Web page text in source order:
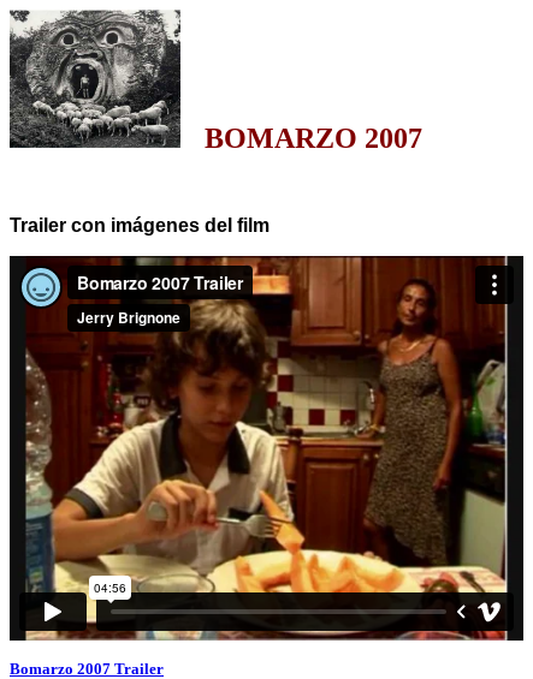
BOMARZO 2007
Trailer con imágenes del film
Bomarzo 2007 Trailer